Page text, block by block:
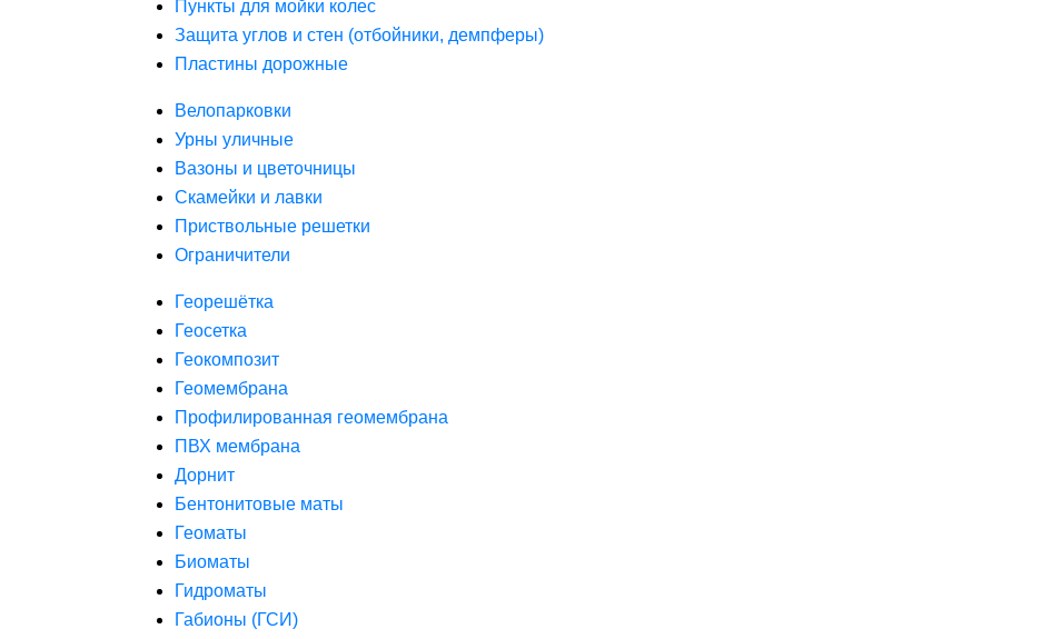
Пункты для мойки колес
Защита углов и стен (отбойники, демпферы)
Пластины дорожные
Велопарковки
Урны уличные
Вазоны и цветочницы
Скамейки и лавки
Приствольные решетки
Ограничители
Георешётка
Геосетка
Геокомпозит
Геомембрана
Профилированная геомембрана
ПВХ мембрана
Дорнит
Бентонитовые маты
Геоматы
Биоматы
Гидроматы
Габионы (ГСИ)